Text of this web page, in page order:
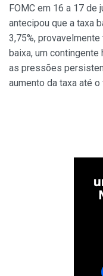
FOMC em 16 a 17 de
antecipou que a taxa
3,75%,
baixa, um
as pressões
aumento da taxa até o